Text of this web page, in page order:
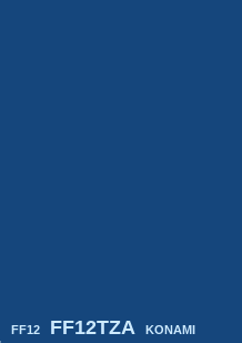
FF12 FF12TZA KONAMI